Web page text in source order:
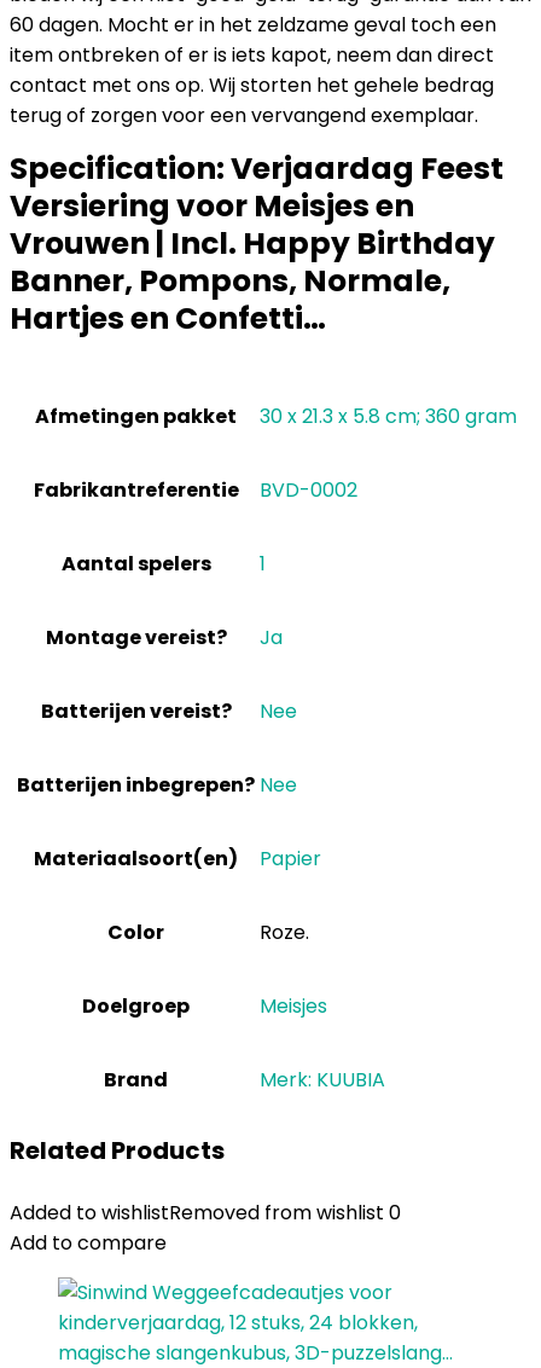
60 dagen. Mocht er in het zeldzame geval toch een
item ontbreken of er is iets kapot, neem dan direct
contact met ons op. Wij storten het gehele bedrag
terug of zorgen voor een vervangend exemplaar.
Specification:Verjaardag Feest
Versiering voor Meisjes en
Vrouwen | Incl. Happy Birthday
Banner, Pompons, Normale,
Hartjes en Confetti…
Afmetingen pakket ‎30 x 21.3 x 5.8 cm; 360 gram
Fabrikantreferentie ‎BVD-0002
Aantal spelers ‎1
Montage vereist? ‎Ja
Batterijen vereist? ‎Nee
Batterijen inbegrepen? ‎Nee
Materiaalsoort(en) ‎Papier
Color ‎Roze.
Doelgroep ‎Meisjes
Brand Merk: KUUBIA
Related Products
Added to wishlistRemoved from wishlist 0
Add to compare